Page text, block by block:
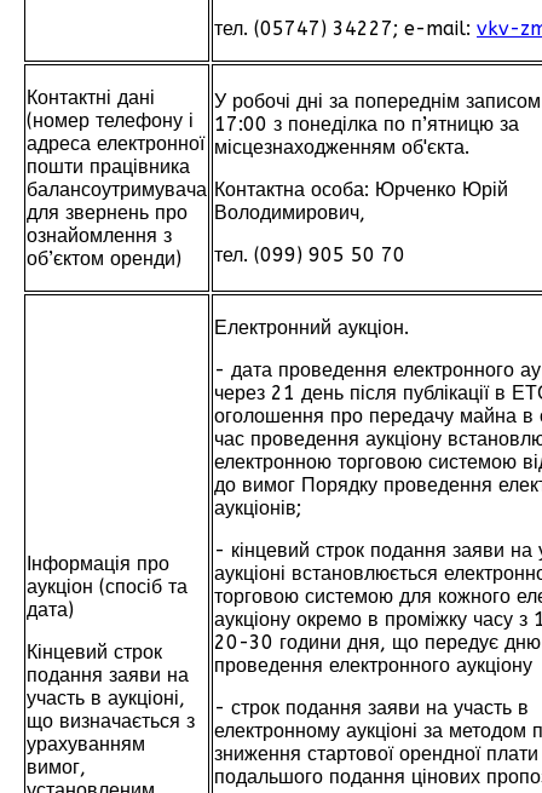
тел. (05747) 34227; e-mail: vkv-
Контактні дані
(номер телефону і
адреса електронної
пошти працівника
балансоутримувача
для звернень про
ознайомлення з
об’єктом оренди)
У робочі дні за попереднім
17:00 з понеділка по п’ятницю за
місцезнаходженням об'єкта.
Контактна особа: Юрченко Юрій
Володимирович,
тел. (099) 905 50 70
Інформація про
аукціон (спосіб та
дата)
Кінцевий строк
подання заяви на
участь в аукціоні,
що визначається з
урахуванням
вимог,
Електронний аукціон.
- дата проведення електронного
через 21 день після публікації в
оголошення про передачу майна в
час проведення аукціону
електронною торговою системою
до вимог Порядку проведення
аукціонів;
- кінцевий строк подання заяви на
аукціоні встановлюється
торговою системою для кожного
аукціону окремо в проміжку часу
20-30 години дня, що передує дню
проведення електронного аукціону
- строк подання заяви на участь в
електронному аукціоні за методом
зниження стартової орендної
подальшого подання цінових